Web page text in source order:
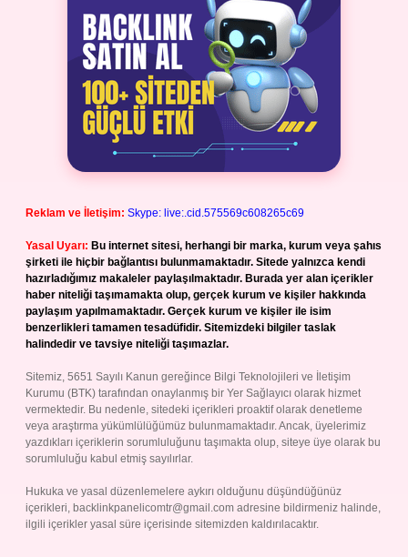
Reklam ve İletişim: Skype: live:.cid.575569c608265c69
Yasal Uyarı: Bu internet sitesi, herhangi bir marka, kurum veya şahıs
şirketi ile hiçbir bağlantısı bulunmamaktadır. Sitede yalnızca kendi
hazırladığımız makaleler paylaşılmaktadır. Burada yer alan içerikler
haber niteliği taşımamakta olup, gerçek kurum ve kişiler hakkında
paylaşım yapılmamaktadır. Gerçek kurum ve kişiler ile isim
benzerlikleri tamamen tesadüfidir. Sitemizdeki bilgiler taslak
halindedir ve tavsiye niteliği taşımazlar.
Sitemiz, 5651 Sayılı Kanun gereğince Bilgi Teknolojileri ve İletişim
Kurumu (BTK) tarafından onaylanmış bir Yer Sağlayıcı olarak hizmet
vermektedir. Bu nedenle, sitedeki içerikleri proaktif olarak denetleme
veya araştırma yükümlülüğümüz bulunmamaktadır. Ancak, üyelerimiz
yazdıkları içeriklerin sorumluluğunu taşımakta olup, siteye üye olarak bu
sorumluluğu kabul etmiş sayılırlar.
Hukuka ve yasal düzenlemelere aykırı olduğunu düşündüğünüz
içerikleri, backlinkpanelicomtr@gmail.com adresine bildirmeniz halinde,
ilgili içerikler yasal süre içerisinde sitemizden kaldırılacaktır.